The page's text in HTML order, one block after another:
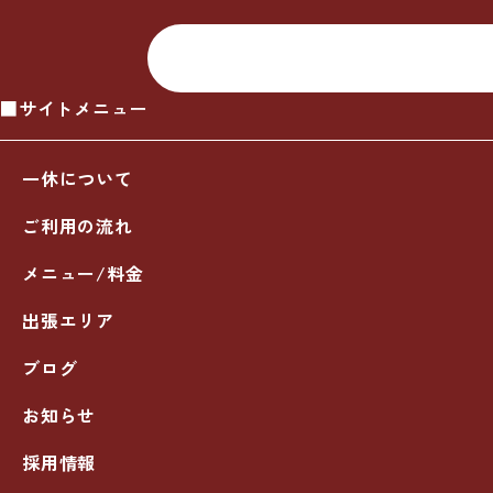
■サイトメニュー
一休について
ご利用の流れ
メニュー/料金
出張エリア
ブログ
お知らせ
採用情報